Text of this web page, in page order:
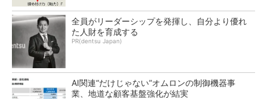
全員がリーダーシップを発揮し、自分より優れ
た人財を育成する
PR(dentsu Japan)
AI関連“だけじゃない”オムロンの制御機器事
業、地道な顧客基盤強化が結実